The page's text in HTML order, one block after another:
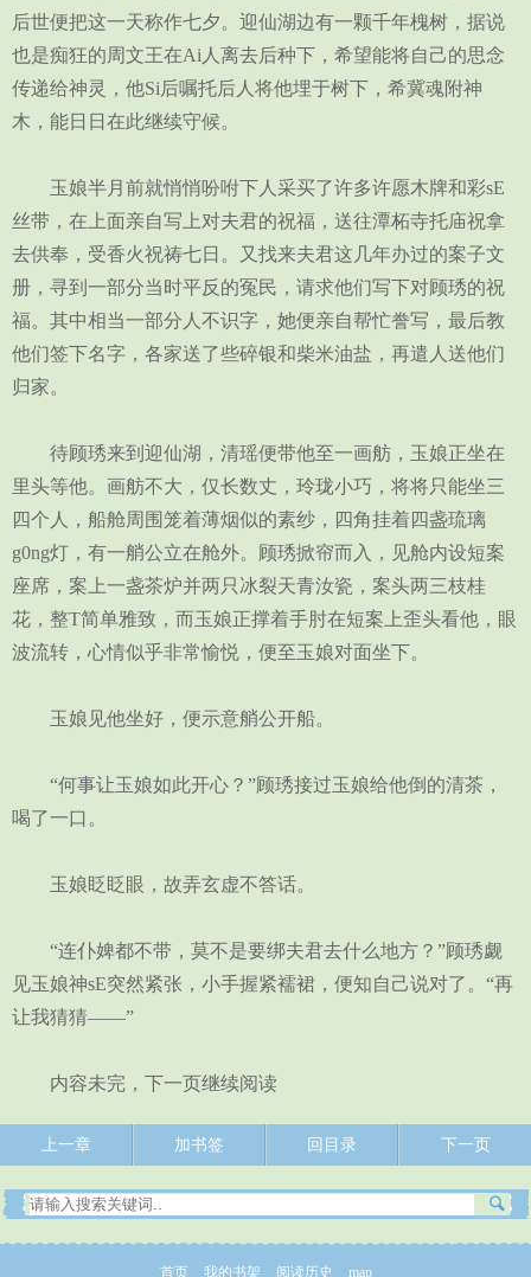
后世便把这一天称作七夕。迎仙湖边有一颗千年槐树，据说
也是痴狂的周文王在Ai人离去后种下，希望能将自己的思念
传递给神灵，他Si后嘱托后人将他埋于树下，希冀魂附神
木，能日日在此继续守候。
玉娘半月前就悄悄吩咐下人采买了许多许愿木牌和彩sE
丝带，在上面亲自写上对夫君的祝福，送往潭柘寺托庙祝拿
去供奉，受香火祝祷七日。又找来夫君这几年办过的案子文
册，寻到一部分当时平反的冤民，请求他们写下对顾琇的祝
福。其中相当一部分人不识字，她便亲自帮忙誊写，最后教
他们签下名字，各家送了些碎银和柴米油盐，再遣人送他们
归家。
待顾琇来到迎仙湖，清瑶便带他至一画舫，玉娘正坐在
里头等他。画舫不大，仅长数丈，玲珑小巧，将将只能坐三
四个人，船舱周围笼着薄烟似的素纱，四角挂着四盏琉璃
g0ng灯，有一艄公立在舱外。顾琇掀帘而入，见舱内设短案
座席，案上一盏茶炉并两只冰裂天青汝瓷，案头两三枝桂
花，整T简单雅致，而玉娘正撑着手肘在短案上歪头看他，眼
波流转，心情似乎非常愉悦，便至玉娘对面坐下。
玉娘见他坐好，便示意艄公开船。
“何事让玉娘如此开心？”顾琇接过玉娘给他倒的清茶，
喝了一口。
玉娘眨眨眼，故弄玄虚不答话。
“连仆婢都不带，莫不是要绑夫君去什么地方？”顾琇觑
见玉娘神sE突然紧张，小手握紧襦裙，便知自己说对了。“再
让我猜猜——”
内容未完，下一页继续阅读
上一章 加书签 回目录 下一页
首页 我的书架 阅读历史 map